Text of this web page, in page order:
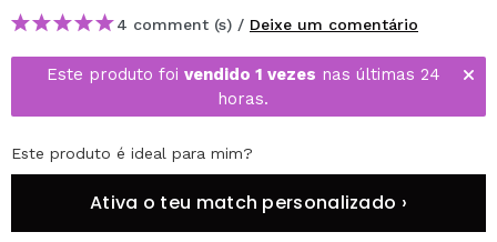
4 comment (s) / Deixe um comentário
Este produto foi vendido 1 vezes nas últimas 24
horas.
Este produto é ideal para mim?
Ativa o teu match personalizado ›